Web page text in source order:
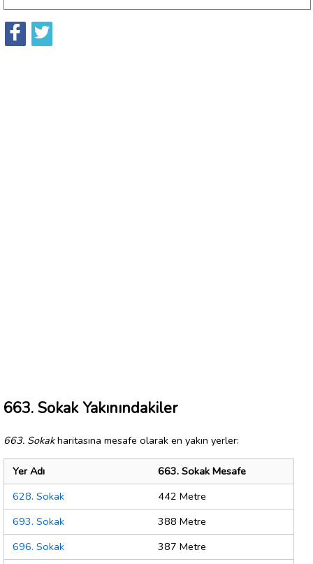
663. Sokak Yakınındakiler
663. Sokakharitasına mesafe olarak en yakın yerler:
Yer Adı
663. Sokak Mesafe
628. Sokak
442 Metre
693. Sokak
388 Metre
696. Sokak
387 Metre